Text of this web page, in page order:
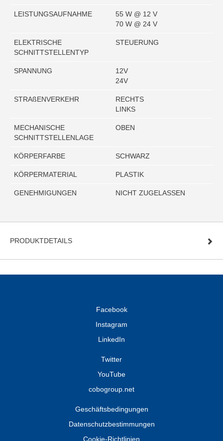
LEISTUNGSAUFNAHME
55 W @ 12 V
70 W @ 24 V
ELEKTRISCHE
SCHNITTSTELLENTYP
STEUERUNG
SPANNUNG
12V
24V
STRAßENVERKEHR
RECHTS
LINKS
MECHANISCHE
SCHNITTSTELLENLAGE
OBEN
KÖRPERFARBE SCHWARZ
KÖRPERMATERIAL PLASTIK
GENEHMIGUNGEN NICHT ZUGELASSEN
PRODUKTDETAILS
Facebook
Instagram
LinkedIn
Twitter
YouTube
cobogroup.net
Geschäftsbedingungen
Datenschutzbestimmungen
Cookie-Richtlinien